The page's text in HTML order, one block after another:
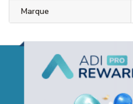
Marque